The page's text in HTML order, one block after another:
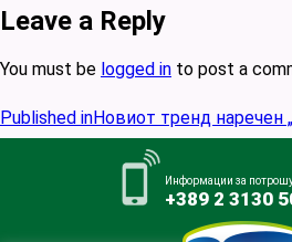
Leave a Reply
You must be logged in to post a
Post
navigation
Published inНовиот тренд наречен
Информации за
+389 2 3130